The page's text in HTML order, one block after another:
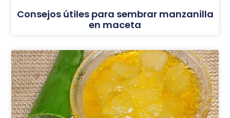
Consejos útiles para sembrar manzanilla
en maceta